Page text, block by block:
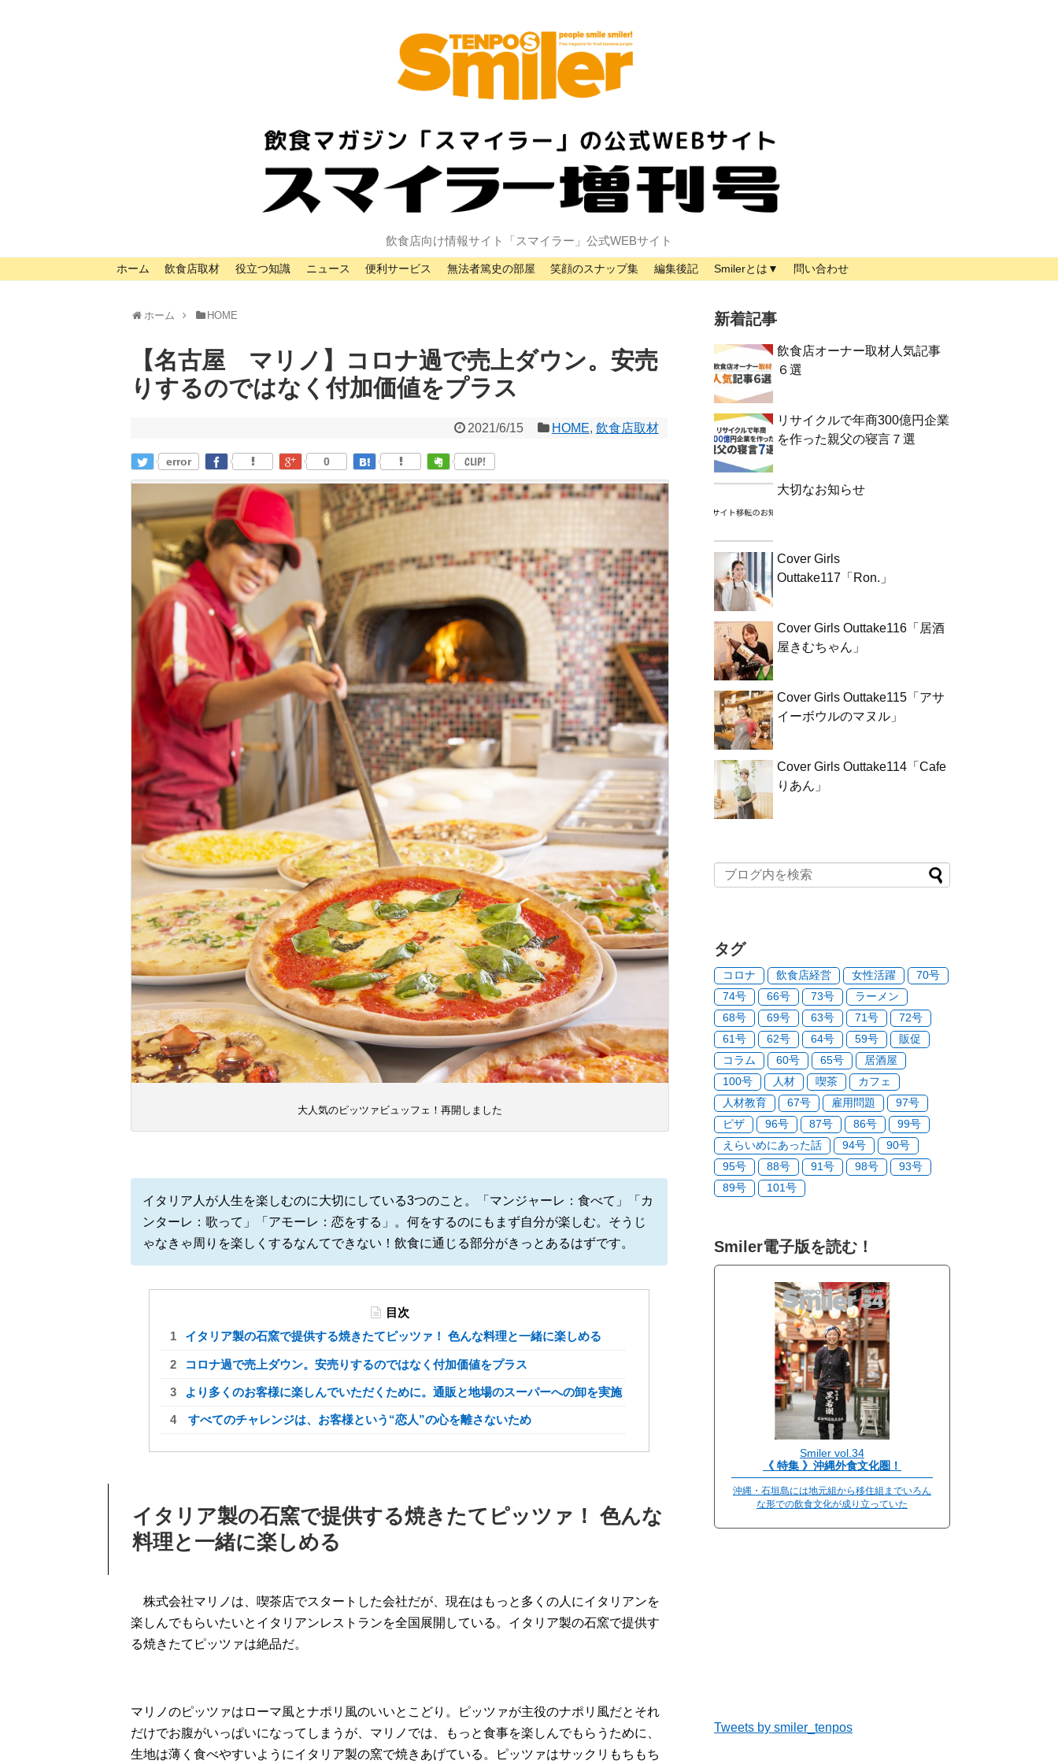
飲食店向け情報サイト「スマイラー」公式WEBサイト
ホーム 飲食店取材 役立つ知識 ニュース 便利サービス 無法者篤史の部屋 笑顔のスナップ集 編集後記 Smilerとは▼ 問い合わせ
ホーム HOME
【名古屋 マリノ】コロナ過で売上ダウン。安売
りするのではなく付加価値をプラス
2021/6/15 HOME, 飲食店取材
error 0 CLIP!
大人気のピッツァビュッフェ！再開しました
イタリア人が人生を楽しむのに大切にしている3つのこと。 「 マンジャーレ：食べて 」「 カ
ンターレ：歌って 」「 アモーレ：恋をする 」。 何をするのにもまず自分が楽しむ。そうじ
ゃなきゃ周りを楽しくするなんてできない！飲食に通じる部分がきっとあるはずです。
目次
イタリア製の石窯で提供する焼きたてピッツァ！ 色んな料理と一緒に楽しめる
コロナ過で売上ダウン。安売りするのではなく付加価値をプラス
より多くのお客様に楽しんでいただくために。通販と地場のスーパーへの卸を実施
すべてのチャレンジは、お客様という“恋人”の心を離さないため
イタリア製の石窯で提供する焼きたてピッツァ！ 色んな
料理と一緒に楽しめる
株式会社マリノは、喫茶店でスタート した会社だが 現在は もっと多くの人にイタリアンを
楽しんでもらいたいとイタリアンレストランを全国展開 している。 イタリア製の石窯で提供す
る焼きたてピッツァは絶品だ。
マリノのピッツァはローマ風とナポリ風のいいと こどり 。ピッツァが主役のナポリ風だとそれ
だけでお腹がいっぱいになってしまう が、マリノでは、
もっと食事を楽しんでもらうために、
生地は薄く食べやすいようにイタリア製の窯で焼きあげている。 ピッツァはサックリもちもち
新着記事
飲食店オーナー取材人気記事
６選
リサイクルで年商300億円企業
を作った親父の寝言７選
大切なお知らせ
Cover Girls
Outtake117「Ron.」
Cover Girls Outtake116「居酒
屋きむちゃん」
Cover Girls Outtake115「アサ
イーボウルのマヌル」
Cover Girls Outtake114「Cafe
りあん」
タグ
コロナ 飲食店経営 女性活躍
70号
74号
66号 73号
ラーメン
68号
69号 63号 71号
72号
61号
62号 64号 59号
販促
コラム
60号 65号
居酒屋
100号
人材 喫茶
カフェ
人材教育
67号 雇用問題
97号
ピザ
96号 87号 86号
99号
えらいめにあった話
94号
90号
95号
88号 91号 98号
93号
89号
101号
Smiler電子版を読む！
Smiler vol.34
《 特集 》沖縄外食文化圏！
沖縄・石垣島には地元組から移住組までいろん
な形での飲食文化が成り立っていた
Tweets by smiler_tenpos